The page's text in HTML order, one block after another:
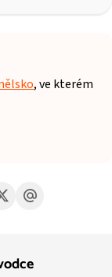
, ve kterém